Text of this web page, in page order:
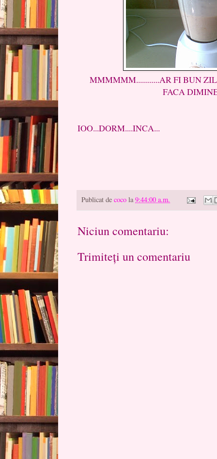
MMMMMM............AR FI BUN
FACA
IOO...DORM....INCA...
Publicat de coco la 9:44:00 a.m.
Niciun comentariu:
Trimiteți un comentariu